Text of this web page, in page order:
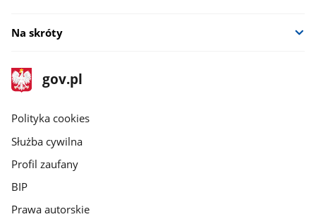
Na skróty
stopka
gov.pl
Strona
gov.pl
gov.pl
Polityka cookies
Służba cywilna
Profil zaufany
BIP
Prawa autorskie